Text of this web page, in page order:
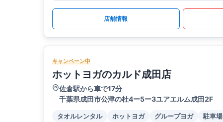
店舗情報
キャンペーン中
ホットヨガのカルド成田店
佐倉駅から車で17分
千葉県成田市公津の杜4ー5ー3ユアエルム成田2F
タオルレンタル ホットヨガ グループヨガ 駐車場